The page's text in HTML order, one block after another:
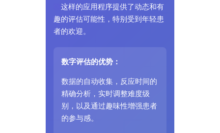
这样的应用程序提供了动态和有
趣的评估可能性，特别受到年轻患
者的欢迎。
数字评估的优势：
数据的自动收集，反应时间的
精确分析，实时调整难度级
别，以及通过趣味性增强患者
的参与感。